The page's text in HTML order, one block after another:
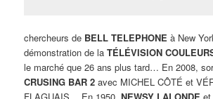
chercheurs de BELL TELEPHONE à New
démonstration de laTÉLÉVISION
le marché que 26 ans plus tard… En 2008,
CRUSING BAR 2 avec MICHEL CÔTÉ et